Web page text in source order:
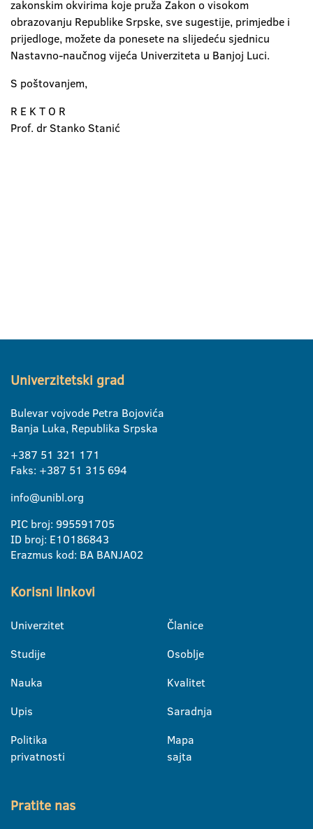
zakonskim okvirima koje pruža Zakon o visokom
obrazovanju Republike Srpske, sve sugestije, primjedbe i
prijedloge, možete da ponesete na slijedeću sjednicu
Nastavno-naučnog vijeća Univerziteta u Banjoj Luci.
S poštovanjem,
R E K T O R
Prof. dr Stanko Stanić
Univerzitetski grad
Bulevar vojvode Petra Bojovića
Banja Luka, Republika Srpska
+387 51 321 171
Faks: +387 51 315 694
info@unibl.org
PIC broj: 995591705
ID broj: E10186843
Erazmus kod: BA BANJA02
Korisni linkovi
Univerzitet
Studije
Nauka
Upis
Politika
privatnosti
Članice
Osoblje
Kvalitet
Saradnja
Mapa
sajta
Pratite nas